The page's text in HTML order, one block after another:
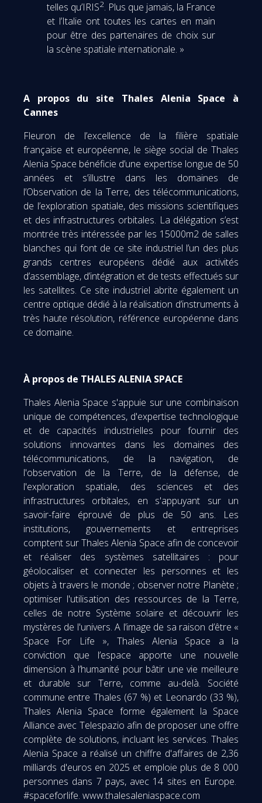
telles qu’IRIS2. Plus que jamais, la France
et l’Italie ont toutes les cartes en main
pour être des partenaires de choix sur
la scène spatiale internationale. »
A propos du site Thales Alenia Space à
Cannes
Fleuron de l’excellence de la filière spatiale
française et européenne, le siège social de Thales
Alenia Space bénéficie d’une expertise longue de 50
années et s’illustre dans les domaines de
l’Observation de la Terre, des télécommunications,
de l’exploration spatiale, des missions scientifiques
et des infrastructures orbitales. La délégation s’est
montrée très intéressée par les 15000m2 de salles
blanches qui font de ce site industriel l’un des plus
grands centres européens dédié aux activités
d’assemblage, d’intégration et de tests effectués sur
les satellites. Ce site industriel abrite également un
centre optique dédié à la réalisation d’instruments à
très haute résolution, référence européenne dans
ce domaine.
À propos de THALES ALENIA SPACE
Thales Alenia Space s'appuie sur une combinaison
unique de compétences, d'expertise technologique
et de capacités industrielles pour fournir des
solutions innovantes dans les domaines des
télécommunications, de la navigation, de
l'observation de la Terre, de la défense, de
l'exploration spatiale, des sciences et des
infrastructures orbitales, en s'appuyant sur un
savoir-faire éprouvé de plus de 50 ans. Les
institutions, gouvernements et entreprises
comptent sur Thales Alenia Space afin de concevoir
et réaliser des systèmes satellitaires : pour
géolocaliser et connecter les personnes et les
objets à travers le monde ; observer notre Planète ;
optimiser l'utilisation des ressources de la Terre,
celles de notre Système solaire et découvrir les
mystères de l'univers. A l’image de sa raison d’être «
Space For Life », Thales Alenia Space a la
conviction que l’espace apporte une nouvelle
dimension à l’humanité pour bâtir une vie meilleure
et durable sur Terre, comme au-delà. Société
commune entre Thales (67 %) et Leonardo (33 %),
Thales Alenia Space forme également la Space
Alliance avec Telespazio afin de proposer une offre
complète de solutions, incluant les services. Thales
Alenia Space a réalisé un chiffre d'affaires de 2,36
milliards d'euros en 2025 et emploie plus de 8 000
personnes dans 7 pays, avec 14 sites en Europe.
#spaceforlife. www.thalesaleniaspace.com